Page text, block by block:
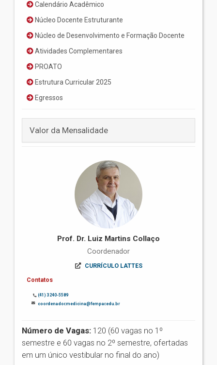
Calendário Acadêmico
Núcleo Docente Estruturante
Núcleo de Desenvolvimento e Formação Docente
Atividades Complementares
PROATO
Estrutura Curricular 2025
Egressos
Valor da Mensalidade
Prof. Dr. Luiz Martins Collaço
Coordenador
CURRÍCULO LATTES
Contatos
(41) 3240-5589
coordenador.medicina@fempar.edu.br
Número de Vagas: 120 (60 vagas no 1º
semestre e 60 vagas no 2º semestre, ofertadas
em um único vestibular no final do ano)